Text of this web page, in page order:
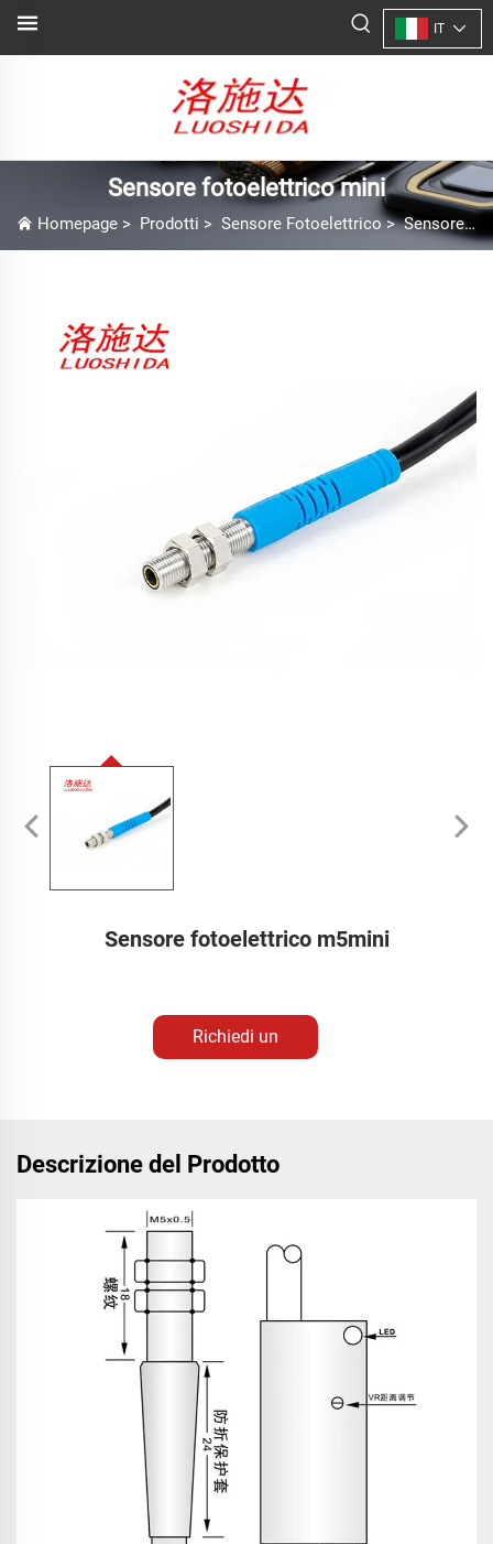
IT
Sensore fotoelettrico mini
Homepage > Prodotti > Sensore Fotoelettrico>Sensore fotoelettrico mini
Sensore fotoelettrico m5mini
Richiedi un
Descrizione del Prodotto